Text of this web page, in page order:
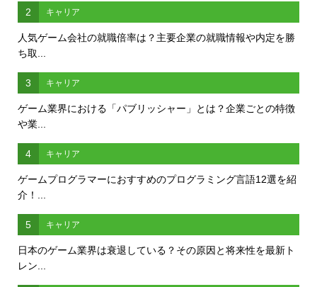
2 キャリア
人気ゲーム会社の就職倍率は？主要企業の就職情報や内定を勝
ち取...
3 キャリア
ゲーム業界における「パブリッシャー」とは？企業ごとの特徴
や業...
4 キャリア
ゲームプログラマーにおすすめのプログラミング言語12選を紹
介！...
5 キャリア
日本のゲーム業界は衰退している？その原因と将来性を最新ト
レン...